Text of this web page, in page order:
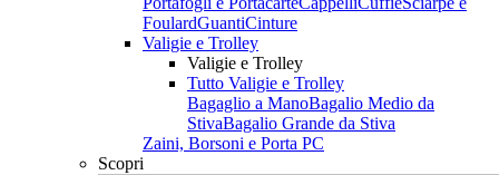
FoulardGuantiCinture
Valigie e Trolley
Valigie e Trolley
Tutto Valigie e Trolley
Bagaglio a ManoBagalio Medio da
StivaBagalio Grande da Stiva
Zaini, Borsoni e Porta PC
Scopri